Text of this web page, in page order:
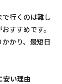
行くのは難し
すすめです。
かり、最短日
安い理由